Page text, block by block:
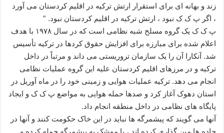
زند و بهانه ای برای استقرار ارتش ترکیه در اقلیم کردستان می آورد
، اگر پ ک ک نبود ، ارتش ترکیه در اقلیم کردستان نبود. ”
پ ک ک یک گروه مسلح شبه نظامی است که در سال ۱۹۷۸ با هدف
اعلام شده برای مبارزه برای افزایش حقوق کردها در ترکیه تأسیس
شد. آنکارا آن را یک سازمان تروریستی می داند و مرتباً در داخل
ترکیه و در مرزهای اقلیم کردستان علیه این گروه عملیات نظامی
انجام می دهد. ترکیه عملیات هوایی و زمینی خود را در ماه آوریل در
استان دهوک آغاز کرد و صدها حمله هوایی به مواضع پ ک ک و ایجاد
پایگاه های نظامی در داخل منطقه انجام داد.
آنها می گویند که پیشمرگه ها نباید در این خاک حکومت کنند و آنها در